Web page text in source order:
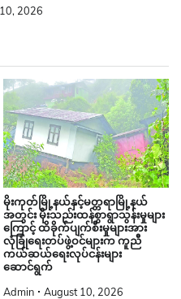
2026
မိုးကုတ်မြို့နယ်နှင့်မတ္တရာမြို့နယ်
အတွင်း မိုးသည်းထန်စွာရွာသွန်းမှုများ
ကြောင့် ထိခိုက်ပျက်စီးမှုများအား
လုံခြုံရေးတပ်ဖွဲ့ဝင်များက ကူညီ
ကယ်ဆယ်ရေးလုပ်ငန်းများ
ဆောင်ရွက်
Admin August 10, 2026